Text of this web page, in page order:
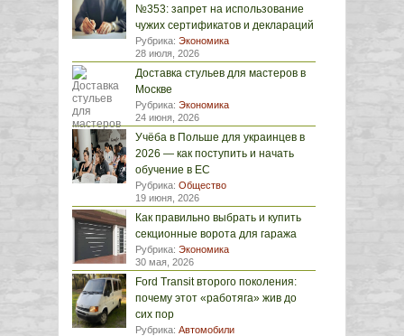
№353: запрет на использование
чужих сертификатов и деклараций
Рубрика: Экономика
28 июля, 2026
Доставка стульев для мастеров в
Москве
Рубрика: Экономика
24 июня, 2026
Учёба в Польше для украинцев в
2026 — как поступить и начать
обучение в ЕС
Рубрика: Общество
19 июня, 2026
Как правильно выбрать и купить
секционные ворота для гаража
Рубрика: Экономика
30 мая, 2026
Ford Transit второго поколения:
почему этот «работяга» жив до
сих пор
Рубрика: Автомобили